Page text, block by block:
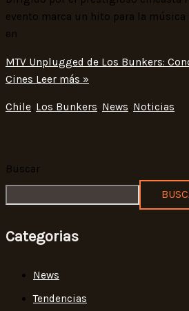
evento marca un hito para la
en
MTV Unplugged de Los Bunkers:
Cines Leer más »
Chile, Los Bunkers, News, Noticias
Buscar
Categorias
News
Tendencias